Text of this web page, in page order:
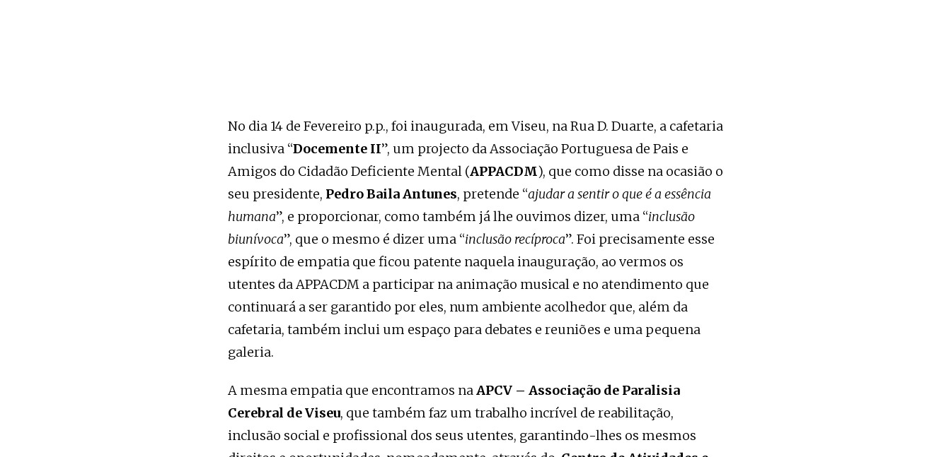
No dia 14 de Fevereiro p.p., foi inaugurada, em Viseu, na Rua D. Duarte, a cafetaria
inclusiva “Docemente II”, um projecto da Associação Portuguesa de Pais e
Amigos do Cidadão Deficiente Mental (APPACDM), que como disse na ocasião o
seu presidente, Pedro Baila Antunes, pretende “ajudar a sentir o que é a essência
humana”, e proporcionar, como também já lhe ouvimos dizer, uma “inclusão
biunívoca”, que o mesmo é dizer uma “inclusão recíproca”. Foi precisamente esse
espírito de empatia que ficou patente naquela inauguração, ao vermos os
utentes da APPACDM a participar na animação musical e no atendimento que
continuará a ser garantido por eles, num ambiente acolhedor que, além da
cafetaria, também inclui um espaço para debates e reuniões e uma pequena
galeria.
A mesma empatia que encontramos naAPCV – Associação de Paralisia
Cerebral de Viseu, que também faz um trabalho incrível de reabilitação,
inclusão social e profissional dos seus utentes, garantindo-lhes os mesmos